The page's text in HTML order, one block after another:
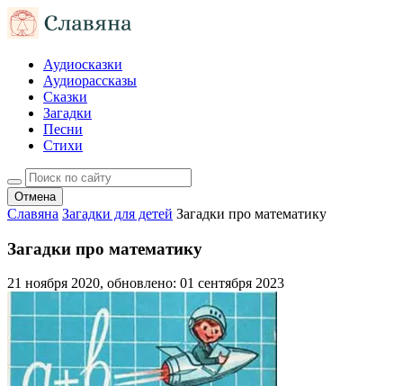
Аудиосказки
Аудиорассказы
Сказки
Загадки
Песни
Стихи
Отмена
Славяна Загадки для детей Загадки про математику
Загадки про математику
21 ноября 2020, обновлено: 01 сентября 2023